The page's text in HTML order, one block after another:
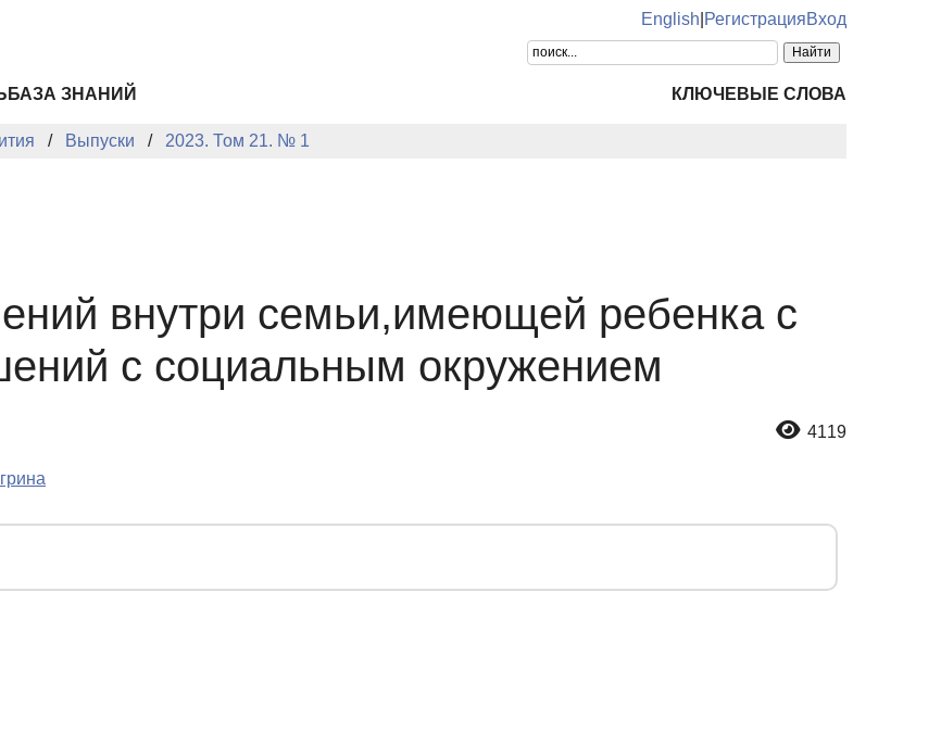
English РегистрацияВход
БАЗА ЗНАНИЙ КЛЮЧЕВЫЕ СЛОВА
Выпуски 2023. Том 21. № 1
внутри семьи,имеющей ребенка с
с социальным окружением
4119